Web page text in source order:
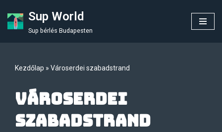
Skip
Sup World
Sup bérlés Budapesten
Kezdőlap » Városerdei szabadstrand
Városerdei
szabadstrand